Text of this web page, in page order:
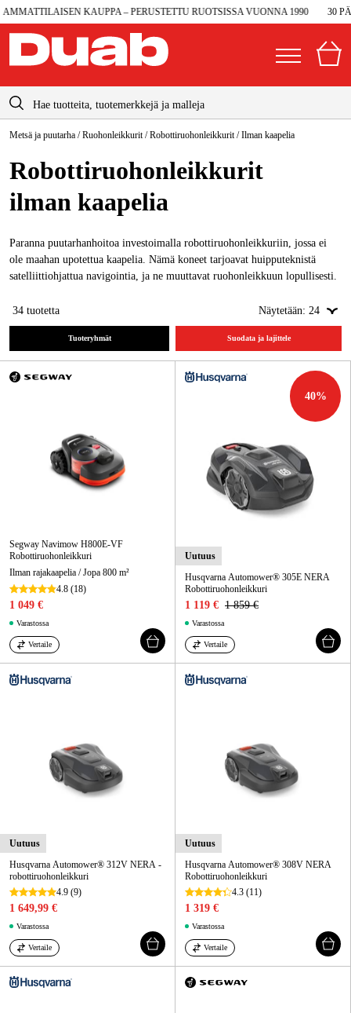
KAUPPA – PERUSTETTU RUOTSISSA VUONNA 1990 30 PÄIVÄN
Suomi Yksityinen
Sverige
Danmark
Norge
Deutschland
Koneet ja työkalut
Konetarvikkeet ja käyttömateriaalit
Työvaatteet ja suojavarusteet
Sähkö ja rakentaminen
Metsä & Puutarha
Kampanjat
Tuotemerkit
Artikkelit & Oppaat
info@duab.fi
Metsä ja puutarha /Ruohonleikkurit/Robottiruohonleikkurit/Ilman kaapelia
Robottiruohonleikkurit
ilman kaapelia
Paranna puutarhanhoitoa investoimalla robottiruohonleikkuriin, jossa ei
ole maahan upotettua kaapelia. Nämä koneet tarjoavat huipputeknistä
satelliittiohjattua navigointia, ja ne muuttavat ruohonleikkuun lopullisesti.
Täältä löydät Husqvarnan Nera robottiruohonleikkurit
viimeisimmällä EPOC-navigointitekniikalla
34 tuotetta Näytetään: 24
Tuoteryhmät Suodata ja lajittele
Segway Navimow H800E-VF
Robottiruohonleikkuri
Ilman rajakaapelia / Jopa 800 m²
4.8 (18)
1 049 €
Varastossa
Vertaile
40%
Uutuus
Husqvarna Automower® 305E NERA
Robottiruohonleikkuri
1 119 € 1 859 €
Varastossa
Vertaile
Uutuus
Husqvarna Automower® 312V NERA -
robottiruohonleikkuri
4.9 (9)
1 649,99 €
Varastossa
Vertaile
Uutuus
Husqvarna Automower® 308V NERA
Robottiruohonleikkuri
4.3 (11)
1 319 €
Varastossa
Vertaile